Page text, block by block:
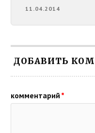
11.04.2014
ДОБАВИТЬ
комментарий *